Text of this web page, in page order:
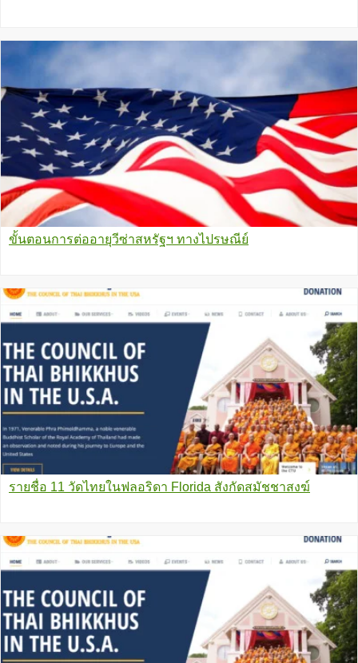
ขั้นตอนการต่ออายุวีซ่าสหรัฐฯ ทางไปรษณีย์
รายชื่อ 11 วัดไทยในฟลอริดา Florida สังกัดสมัชชาสงฆ์